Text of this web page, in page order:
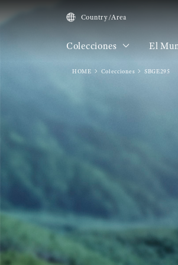
Country/Area
Colecciones El
HOME Colecciones SBGE295